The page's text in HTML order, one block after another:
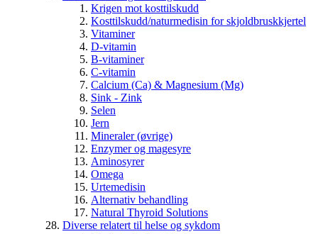
Krigen mot kosttilskudd
Kosttilskudd/naturmedisin for skjoldbruskkjertel
Vitaminer
D-vitamin
B-vitaminer
C-vitamin
Calcium (Ca) & Magnesium (Mg)
Sink - Zink
Selen
Jern
Mineraler (øvrige)
Enzymer og magesyre
Aminosyrer
Omega
Urtemedisin
Alternativ behandling
Natural Thyroid Solutions
Diverse relatert til helse og sykdom